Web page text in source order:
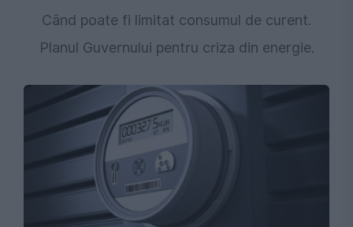
Când poate fi limitat consumul de curent.
Planul Guvernului pentru criza din energie.